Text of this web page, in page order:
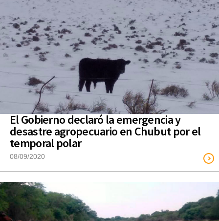
El Gobierno declaró la emergencia y
desastre agropecuario en Chubut por el
temporal polar
08/09/2020